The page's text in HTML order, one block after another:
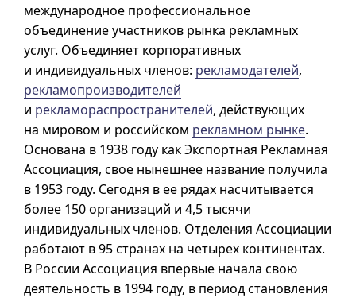
международное профессиональное
объединение участников рынка рекламных
услуг. Объединяет корпоративных
и индивидуальных членов: рекламодателей,
рекламопроизводителей
и рекламораспространителей, действующих
на мировом и российском рекламном рынке.
Основана в 1938 году как Экспортная Рекламная
Ассоциация, свое нынешнее название получила
в 1953 году. Сегодня в ее рядах насчитывается
более 150 организаций и 4,5 тысячи
индивидуальных членов. Отделения Ассоциации
работают в 95 странах на четырех континентах.
В России Ассоциация впервые начала свою
деятельность в 1994 году, в период становления